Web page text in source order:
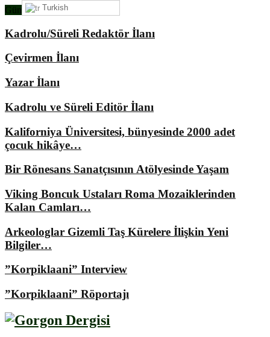
Gündemimizde Ne Var?
Kadrolu/Süreli Redaktör İlanı
Çevirmen İlanı
Yazar İlanı
Kadrolu ve Süreli Editör İlanı
Kaliforniya Üniversitesi, bünyesinde 2000 adet
çocuk hikâye…
Bir Rönesans Sanatçısının Atölyesinde Yaşam
Viking Boncuk Ustaları Roma Mozaiklerinden
Kalan Camları…
Arkeologlar Gizemli Taş Kürelere İlişkin Yeni
Bilgiler…
”Korpiklaani” Interview
”Korpiklaani” Röportajı
Turkish